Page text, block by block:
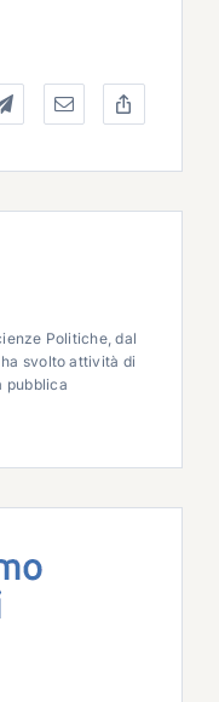
Politiche, dal
svolto attività di
pubblica